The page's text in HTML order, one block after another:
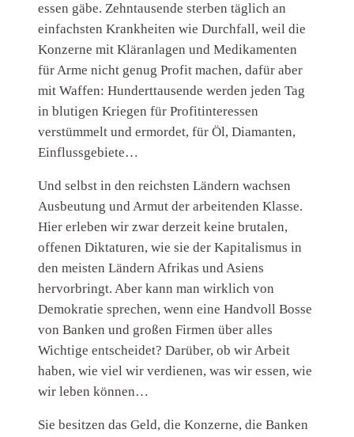
essen gäbe. Zehntausende sterben täglich an
einfachsten Krankheiten wie Durchfall, weil die
Konzerne mit Kläranlagen und Medikamenten
für Arme nicht genug Profit machen, dafür aber
mit Waffen: Hunderttausende werden jeden Tag
in blutigen Kriegen für Profitinteressen
verstümmelt und ermordet, für Öl, Diamanten,
Einflussgebiete…
Und selbst in den reichsten Ländern wachsen
Ausbeutung und Armut der arbeitenden Klasse.
Hier erleben wir zwar derzeit keine brutalen,
offenen Diktaturen, wie sie der Kapitalismus in
den meisten Ländern Afrikas und Asiens
hervorbringt. Aber kann man wirklich von
Demokratie sprechen, wenn eine Handvoll Bosse
von Banken und großen Firmen über alles
Wichtige entscheidet? Darüber, ob wir Arbeit
haben, wie viel wir verdienen, was wir essen, wie
wir leben können…
Sie besitzen das Geld, die Konzerne, die Banken